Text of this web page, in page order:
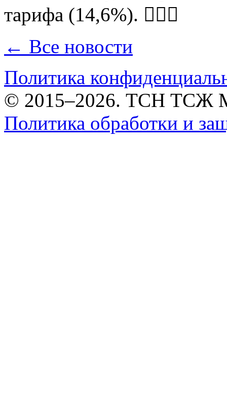
тарифа (14,6%). 🤷🏼‍♀️
← Все новости
Политика
© 2015–2026. ТСН ТСЖ
Политика обработки и